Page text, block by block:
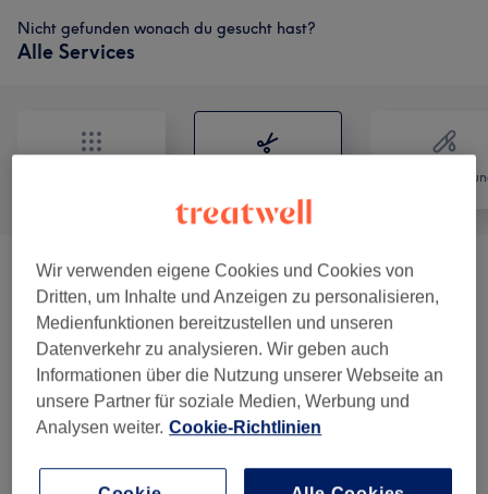
Nicht gefunden wonach du gesucht hast?
Alle Services
Damen - Haarschnitte & Stylings (7) ab 15 €
Damen - Coloration & Föhnen (5) ab 54 €
Damen - Coloration, Schnitt & Föhnen (5 ) ab 72 €
Herren - Haarschnitte & Rasuren (3)
Wir verwenden eigene Cookies und Cookies von
Dritten, um Inhalte und Anzeigen zu personalisieren,
Medienfunktionen bereitzustellen und unseren
Datenverkehr zu analysieren. Wir geben auch
Informationen über die Nutzung unserer Webseite an
unsere Partner für soziale Medien, Werbung und
Analysen weiter. Cookie-Richtlinien